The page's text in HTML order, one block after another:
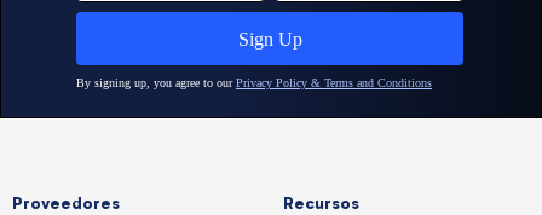
Proveedores Recursos